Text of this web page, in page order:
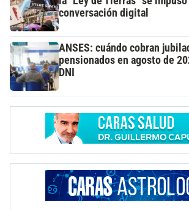
conversación digital
ANSES: cuándo cobran
pensionados en agosto de
DNI